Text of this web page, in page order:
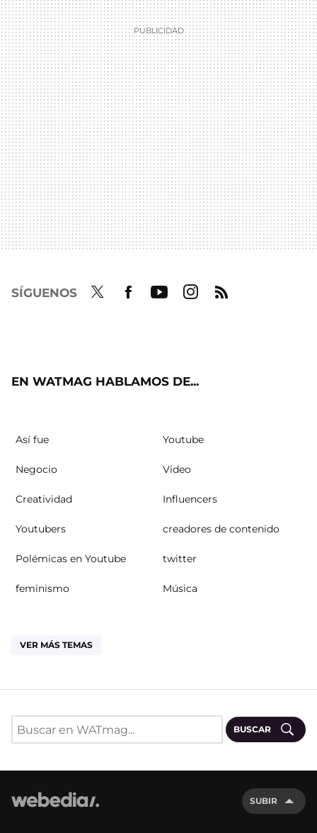
SÍGUENOS
EN WATMAG HABLAMOS DE...
Así fue Youtube
Negocio Video
Creatividad Influencers
Youtubers creadores de contenido
Polémicas en Youtube twitter
feminismo Música
VER MÁS TEMAS
BUSCAR
SUBIR